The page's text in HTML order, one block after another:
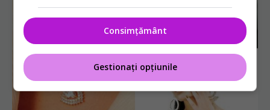
Consimțământ
Gestionați opțiunile